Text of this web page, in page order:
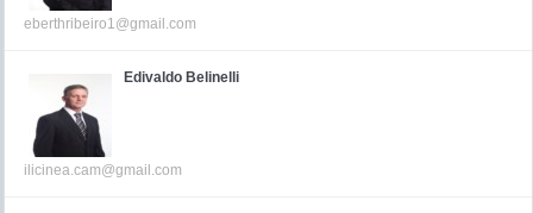
eberthribeiro1@gmail.com
Edivaldo Belinelli
ilicinea.cam@gmail.com